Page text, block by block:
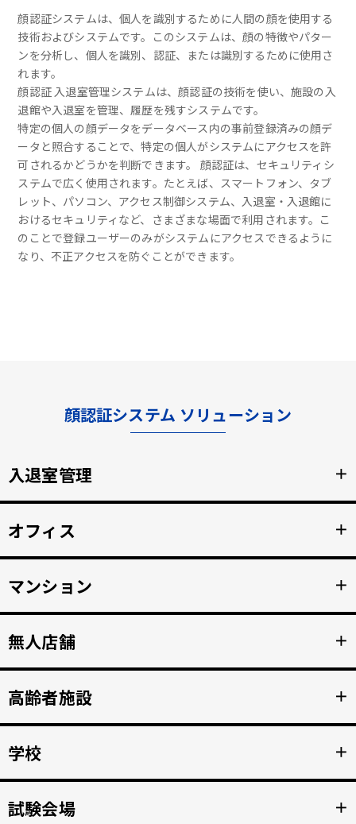
顔認証システムは、個人を識別するために人間の顔を使用する
技術およびシステムです。このシステムは、顔の特徴やパター
ンを分析し、個人を識別、認証、または識別するために使用さ
れます。
顔認証 入退室管理システムは、顔認証の技術を使い、施設の入
退館や入退室を管理、履歴を残すシステムです。
特定の個人の顔データをデータベース内の事前登録済みの顔デ
ータと照合することで、特定の個人がシステムにアクセスを許
可されるかどうかを判断できます。 顔認証は、セキュリティシ
ステムで広く使用されます。たとえば、スマートフォン、タブ
レット、パソコン、アクセス制御システム、入退室・入退館に
おけるセキュリティなど、さまざまな場面で利用されます。こ
のことで登録ユーザーのみがシステムにアクセスできるように
なり、不正アクセスを防ぐことができます。
顔認証システム ソリューション
入退室管理 ＋
くし、紛失のリスクと再発行コストの削減。
詳細を見る >>
オフィス ＋
動勤怠管理。
詳細を見る >>
マンション ＋
スマホへ接続。 入居者の顔を認証して、手ぶらでドア解
錠。
詳細を見る >>
無人店舗 ＋
時間無人営業を実現。
詳細を見る >>
高齢者施設 ＋
検知、スマホへの着信アラートで重大事故を防止。
詳細を見る >>
学校 ＋
詳細を見る >>
試験会場 ＋